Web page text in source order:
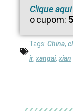
Clique
o cupom:
Tags: China,
ir, xangai, xian